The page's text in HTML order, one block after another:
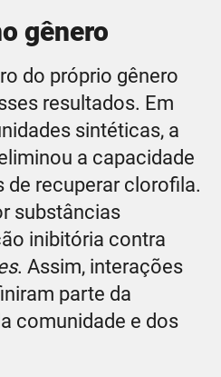
gênero
do próprio gênero
resultados. Em
sintéticas, a
a capacidade
de recuperar clorofila.
substâncias
inibitória contra
. Assim, interações
parte da
comunidade e dos